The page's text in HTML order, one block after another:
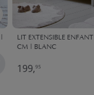
LIT EXTENSIBLE
CM | BLANC
199,95